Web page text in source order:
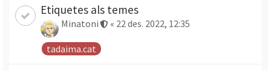
Etiquetes als temes
Minatoni « 22 des. 2022, 12:35
tadaima.cat